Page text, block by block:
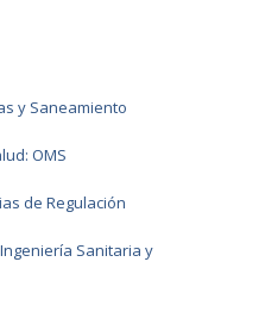
y Saneamiento
OMS
de Regulación
Sanitaria y